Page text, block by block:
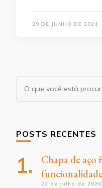
29 DE JUNHO DE 2024
Procurando
algo?
POSTS RECENTES
Chapa de aço
22 de julho de 2026